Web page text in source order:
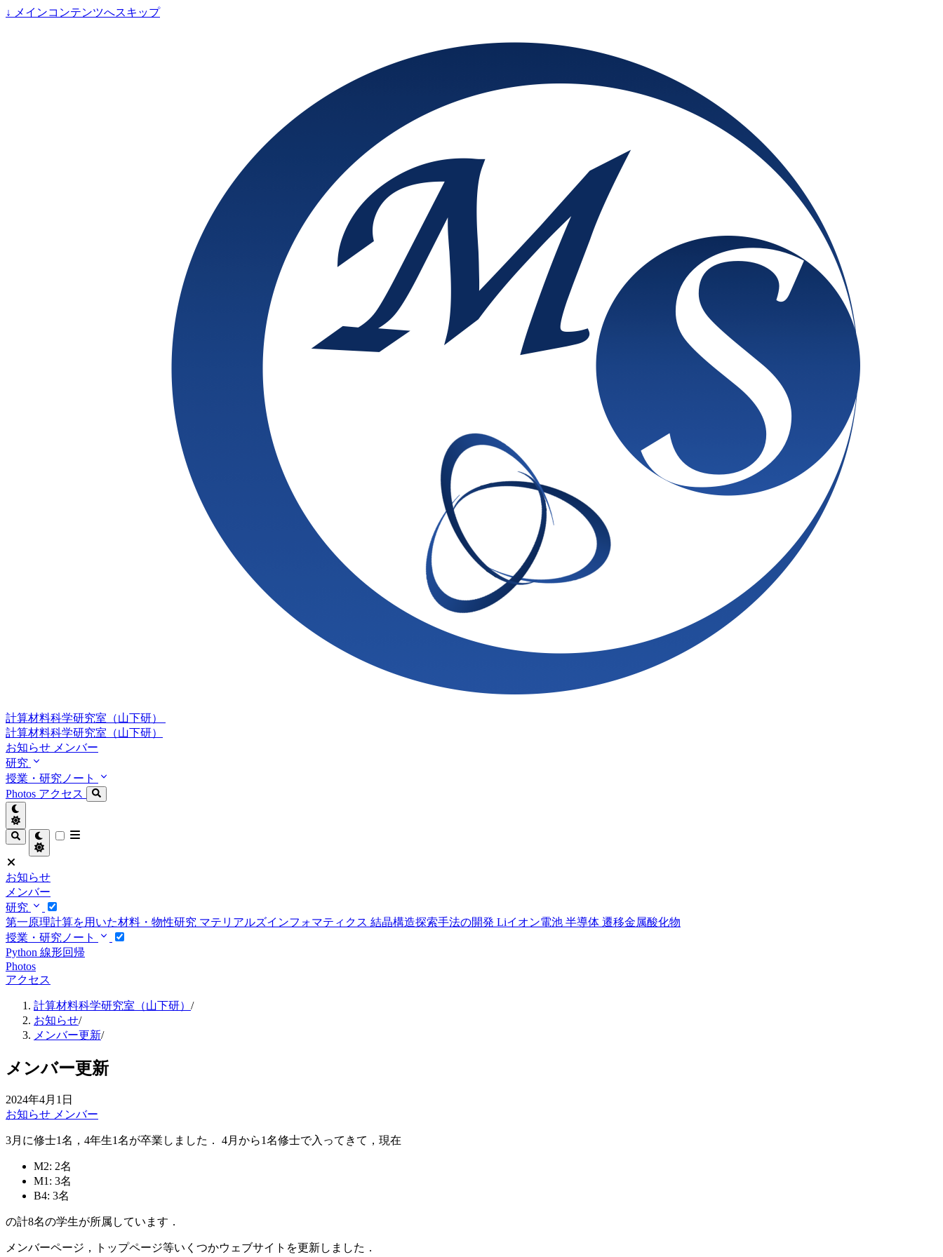
↓ メインコンテンツへスキップ
計算材料科学研究室（山下研）
計算材料科学研究室（山下研）
お知らせ メンバー
研究
授業・研究ノート
Photos アクセス
お知らせ
メンバー
研究
第一原理計算を用いた材料・物性研究 マテリアルズインフォマティクス 結晶構造探索手法の開発 Liイオン電池 半導体 遷移金属酸化物
授業・研究ノート
Python 線形回帰
Photos
アクセス
計算材料科学研究室（山下研） /
お知らせ/
メンバー更新/
メンバー更新
2024年4月1日
お知らせ メンバー
3月に修士1名，4年生1名が卒業しました． 4月から1名修士で入ってきて，現在
M2: 2名
M1: 3名
B4: 3名
の計8名の学生が所属しています．
メンバーページ，トップページ等いくつかウェブサイトを更新しました．